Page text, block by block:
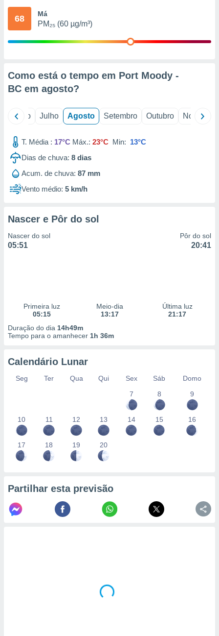
através
1199
68 Má
PM₂₅ (60 µg/m³)
Como está o tempo em Port Moody -
BC em agosto?
Junho Julho Agosto Setembro Outubro Novembro
T. Média : 17°C Máx.: 23°C Min: 13°C
Dias de chuva: 8 dias
Acum. de chuva: 87 mm
Vento médio: 5 km/h
Nascer e Pôr do sol
Nascer do sol
05:51
Pôr do sol
20:41
Primeira luz
05:15
Meio-dia
13:17
Última luz
21:17
Duração do dia 14h49m
Tempo para o amanhecer 1h 36m
Calendário Lunar
Seg Ter Qua Qui Sex Sáb
Domo
7
8 9
10 11 12 13 14 15 16
17 18 19 20
Partilhar esta previsão